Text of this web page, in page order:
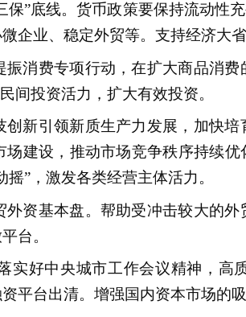
”底线。货币政策要保持流动性
企业、稳定外贸等。支持经济大
消费专项行动，在扩大商品消
间投资活力，扩大有效投资。
新引领新质生产力发展，加快
建设，推动市场竞争秩序持续
”，激发各类经营主体活力。
资基本盘。帮助受冲击较大的外
台。
实好中央城市工作会议精神，高
平台出清。增强国内资本市场的